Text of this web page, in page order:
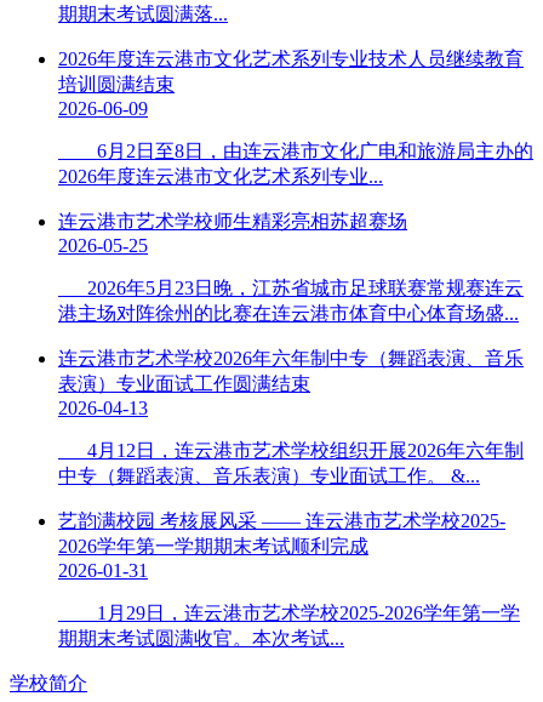
期期末考试圆满落...
2026年度连云港市文化艺术系列专业技术人员继续教育
培训圆满结束
2026-06-09
6月2日至8日，由连云港市文化广电和旅游局主办的
2026年度连云港市文化艺术系列专业...
连云港市艺术学校师生精彩亮相苏超赛场
2026-05-25
2026年5月23日晚，江苏省城市足球联赛常规赛连云
港主场对阵徐州的比赛在连云港市体育中心体育场盛...
连云港市艺术学校2026年六年制中专（舞蹈表演、音乐
表演）专业面试工作圆满结束
2026-04-13
4月12日，连云港市艺术学校组织开展2026年六年制
中专（舞蹈表演、音乐表演）专业面试工作。 &...
艺韵满校园 考核展风采 —— 连云港市艺术学校2025-
2026学年第一学期期末考试顺利完成
2026-01-31
1月29日，连云港市艺术学校2025-2026学年第一学
期期末考试圆满收官。本次考试...
学校简介